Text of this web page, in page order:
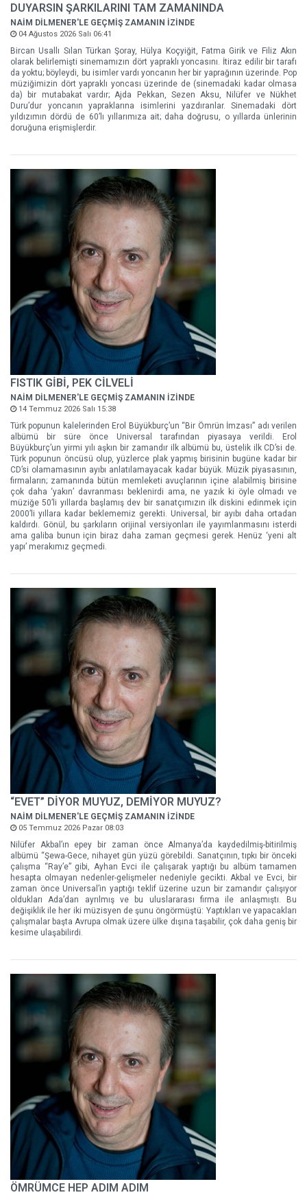
DUYARSIN ŞARKILARINI TAM ZAMANINDA
NAİM DİLMENER'LE GEÇMİŞ ZAMANIN İZİNDE
04 Ağustos 2026 Salı 06:41
Bircan Usallı Sılan Türkan Şoray, Hülya Koçyiğit, Fatma Girik ve Filiz Akın
olarak belirlemişti sinemamızın dört yapraklı yoncasını. İtiraz edilir bir tarafı
da yoktu; böyleydi, bu isimler vardı yoncanın her bir yaprağının üzerinde. Pop
müziğimizin dört yapraklı yoncası üzerinde de (sinemadaki kadar olmasa
da) bir mutabakat vardır; Ajda Pekkan, Sezen Aksu, Nilüfer ve Nükhet
Duru’dur yoncanın yapraklarına isimlerini yazdıranlar. Sinemadaki dört
yıldızımın dördü de 60’lı yıllarımıza ait; daha doğrusu, o yıllarda ünlerinin
doruğuna erişmişlerdir.
FISTIK GİBİ, PEK CİLVELİ
NAİM DİLMENER'LE GEÇMİŞ ZAMANIN İZİNDE
14 Temmuz 2026 Salı 15:38
Türk popunun kalelerinden Erol Büyükburç’un “Bir Ömrün İmzası” adı verilen
albümü bir süre önce Universal tarafından piyasaya verildi. Erol
Büyükburç’un yirmi yılı aşkın bir zamandır ilk albümü bu, üstelik ilk CD’si de.
Türk popunun öncüsü olup, yüzlerce plak yapmış birisinin bugüne kadar bir
CD’si olamamasının ayıbı anlatılamayacak kadar büyük. Müzik piyasasının,
firmaların; zamanında bütün memleketi avuçlarının içine alabilmiş birisine
çok daha ‘yakın’ davranması beklenirdi ama, ne yazık ki öyle olmadı ve
müziğe 50’li yıllarda başlamış dev bir sanatçımızın ilk diskini edinmek için
2000’li yıllara kadar beklememiz gerekti. Universal, bir ayıbı daha ortadan
kaldırdı. Gönül, bu şarkıların orijinal versiyonları ile yayımlanmasını isterdi
ama galiba bunun için biraz daha zaman geçmesi gerek. Henüz ‘yeni alt
yapı’ merakımız geçmedi.
“EVET” DİYOR MUYUZ, DEMİYOR MUYUZ?
NAİM DİLMENER'LE GEÇMİŞ ZAMANIN İZİNDE
05 Temmuz 2026 Pazar 08:03
Nilüfer Akbal’ın epey bir zaman önce Almanya’da kaydedilmiş-bitirilmiş
albümü “Şewa-Gece, nihayet gün yüzü görebildi. Sanatçının, tıpkı bir önceki
çalışma “Ray’e” gibi, Ayhan Evci ile çalışarak yaptığı bu albüm tamamen
hesapta olmayan nedenler-gelişmeler nedeniyle gecikti. Akbal ve Evci, bir
zaman önce Universal’in yaptığı teklif üzerine uzun bir zamandır çalışıyor
oldukları Ada’dan ayrılmış ve bu uluslararası firma ile anlaşmıştı. Bu
değişiklik ile her iki müzisyen de şunu öngörmüştü: Yaptıkları ve yapacakları
çalışmalar başta Avrupa olmak üzere ülke dışına taşabilir, çok daha geniş bir
kesime ulaşabilirdi.
ÖMRÜMCE HEP ADIM ADIM